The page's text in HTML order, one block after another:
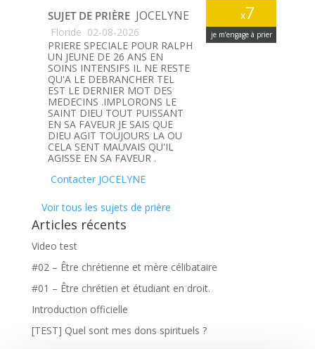
x7
je m’engage à prier
SUJET DE PRIÈRE JOCELYNE
Floride 02-08-2026
PRIERE SPECIALE POUR RALPH
UN JEUNE DE 26 ANS EN
SOINS INTENSIFS IL NE RESTE
QU'A LE DEBRANCHER TEL
EST LE DERNIER MOT DES
MEDECINS .IMPLORONS LE
SAINT DIEU TOUT PUISSANT
EN SA FAVEUR JE SAIS QUE
DIEU AGIT TOUJOURS LA OU
CELA SENT MAUVAIS QU'IL
AGISSE EN SA FAVEUR .
Contacter JOCELYNE
Voir tous les sujets de prière
Articles récents
Video test
#02 – Être chrétienne et mère célibataire
#01 – Être chrétien et étudiant en droit.
Introduction officielle
[TEST] Quel sont mes dons spirituels ?